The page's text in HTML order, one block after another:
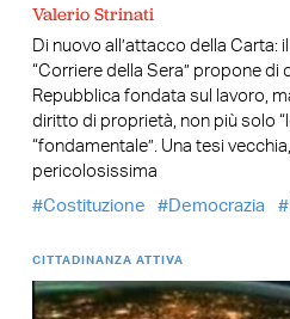
Valerio Strinati
Di nuovo all’attacco della Carta:
“Corriere della Sera” propone di
Repubblica fondata sul lavoro,
diritto di proprietà, non più solo
“fondamentale”. Una tesi
pericolosissima
Costituzione
Democrazia
CITTADINANZA ATTIVA